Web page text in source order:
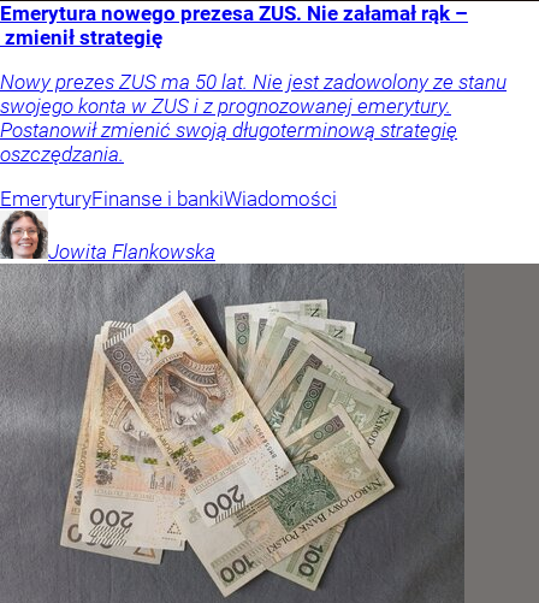
Emerytura nowego prezesa ZUS. Nie załamał rąk –
zmienił strategię
Nowy prezes ZUS ma 50 lat. Nie jest zadowolony ze stanu
swojego konta w ZUS i z prognozowanej emerytury.
Postanowił zmienić swoją długoterminową strategię
oszczędzania.
EmeryturyFinanse i bankiWiadomości
Jowita Flankowska